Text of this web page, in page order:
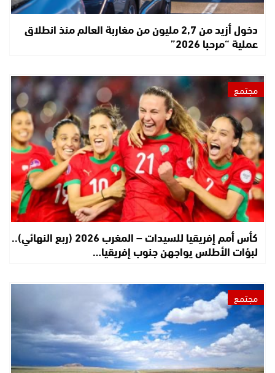
دخول أزيد من 2,7 مليون من مغاربة العالم منذ انطلاق
عملية “مرحبا 2026”
مجتمع
كأس أمم إفريقيا للسيدات – المغرب 2026 (ربع النهائي)..
لبؤات الأطلس يواجهن جنوب إفريقيا…
مجتمع